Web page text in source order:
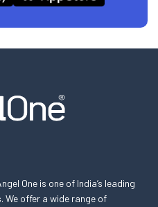
One is one of India’s leading
We offer a wide range of